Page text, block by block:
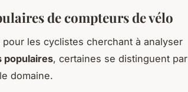
de compteurs de vélo
les cyclistes cherchant à analyser
populaires, certaines se distinguent par
domaine.